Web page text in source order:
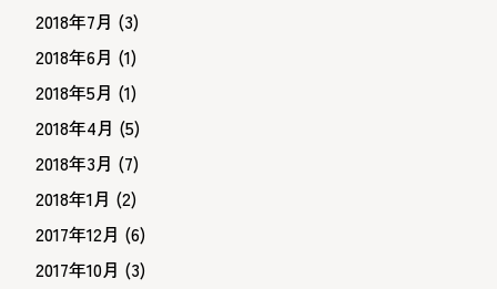
2018年7月 (3)
2018年6月 (1)
2018年5月 (1)
2018年4月 (5)
2018年3月 (7)
2018年1月 (2)
2017年12月 (6)
2017年10月 (3)